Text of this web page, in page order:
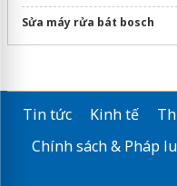
Sửa máy rửa bát bosch
Tin tức Kinh tế
Chính sách & Pháp